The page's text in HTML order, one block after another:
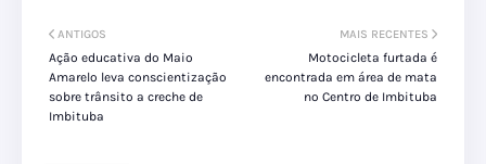
MAIS RECENTES
Motocicleta furtada é
encontrada em área de mata
no Centro de Imbituba
ANTIGOS
Ação educativa do Maio
Amarelo leva conscientização
sobre trânsito a creche de
Imbituba